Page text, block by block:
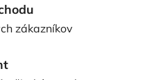
zákazníkov